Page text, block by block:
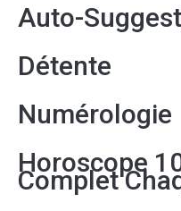
Auto-
Détente
Numérologie
Horoscope
Complet